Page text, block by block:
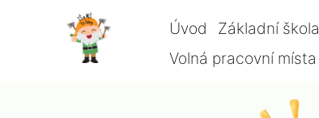
Úvod Základní škola
Volná pracovní místa